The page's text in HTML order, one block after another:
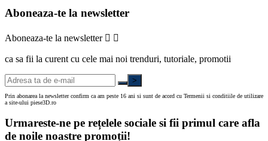
Aboneaza-te la newsletter
Aboneaza-te la newsletter  
ca sa fii la curent cu cele mai noi trenduri, tutoriale, promotii
>
Prin abonarea la newsletter confirm ca am peste 16 ani si sunt de acord cu Termenii si conditiile de utilizare
a site-ului piese3D.ro
Urmareste-ne pe rețelele sociale si fii primul care afla
de noile noastre promoții!